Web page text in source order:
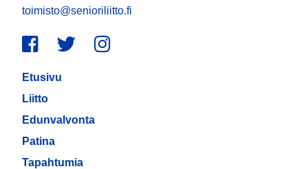
toimisto@senioriliitto.fi
Facebook
TwitterInstagram
Etusivu
Liitto
Edunvalvonta
Patina
Tapahtumia